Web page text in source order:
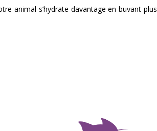
animal s’hydrate davantage en buvant plus